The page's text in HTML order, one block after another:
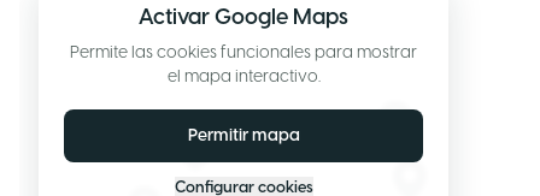
Activar Google Maps
Permite las cookies funcionales para mostrar
el mapa interactivo.
Permitir mapa
Configurar cookies